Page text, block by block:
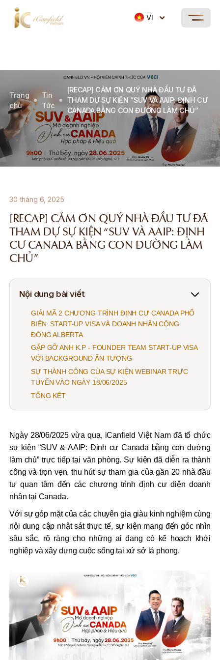
VI
Trang
chủ
Tin
Tức
[RECAP] CẢM ƠN QUÝ NHÀ ĐẦU TƯ ĐÃ
THAM DỰ SỰ KIỆN “SUV VÀ AAIP: ĐỊNH CƯ
CANADA BẰNG CON ĐƯỜNG LÀM CHỦ”
30 tháng 6, 2025
[RECAP] CẢM ƠN QUÝ NHÀ ĐẦU TƯ ĐÃ
THAM DỰ SỰ KIỆN “SUV VÀ AAIP: ĐỊNH
CƯ CANADA BẰNG CON ĐƯỜNG LÀM
CHỦ”
Nội dung bài viết
GIẢI MÃ 2 CHƯƠNG TRÌNH ĐỊNH CƯ CANADA PHỔ
BIẾN: START-UP VISA VÀ DOANH NHÂN CỘNG
ĐỒNG ALBERTA
GẶP GỠ ANH K.P - FOUNDER TEAM START-UP VISA
VỚI BACKGROUND ẤN TƯỢNG
SỰ THÀNH CÔNG CỦA SỰ KIỆN WEBINAR TRỰC
TUYẾN VÀO NGÀY 18/06/2025
TỔNG KẾT
Ngày 28/06/2025 vừa qua, iCanfield Việt Nam đã tổ chức
sự kiện “SUV & AAIP: Định cư Canada bằng con đường
làm chủ” trực tiếp tại văn phòng. Sự kiện đã diễn ra thành
công và trọn vẹn, thu hút sự tham gia của gần 20 nhà đầu
tư quan tâm đến các chương trình định cư diện doanh
nhân tại Canada.
Với sự góp mặt của các chuyên gia giàu kinh nghiệm cùng
nội dung cập nhật sát thực tế, sự kiện mang đến góc nhìn
sâu sắc, rõ ràng cho những ai đang có kế hoạch khởi
nghiệp và xây dựng cuộc sống tại xứ sở lá phong.